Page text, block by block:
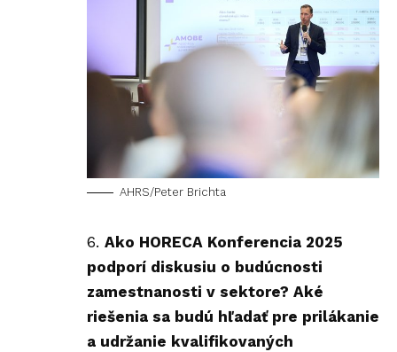
AHRS/Peter Brichta
Ako HORECA Konferencia 2025
podporí diskusiu o budúcnosti
zamestnanosti v sektore? Aké
riešenia sa budú hľadať pre prilákanie
a udržanie kvalifikovaných